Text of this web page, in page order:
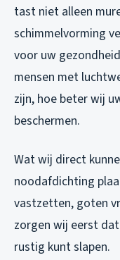
tast niet alleen
schimmelvorming
voor uw
mensen met
zijn, hoe beter wij
beschermen.
Wat wij direct
noodafdichting
vastzetten, goten
zorgen wij eerst
rustig kunt slapen.